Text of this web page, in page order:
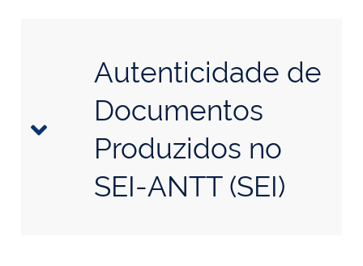
Autenticidade de
Documentos
Produzidos no
SEI-ANTT (SEI)